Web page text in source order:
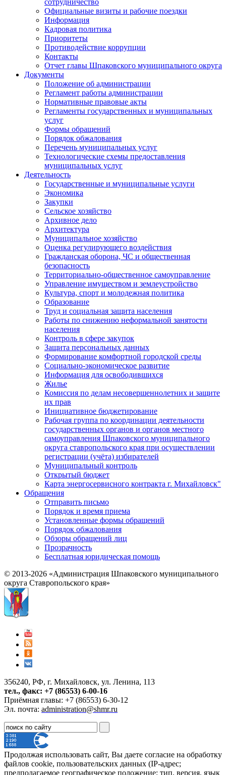
Официальные визиты и рабочие поездки
Информация
Кадровая политика
Приоритеты
Противодействие коррупции
Контакты
Отчет главы Шпаковского муниципального округа
Документы
Положение об администрации
Регламент работы администрации
Нормативные правовые акты
Регламенты государственных и муниципальных
услуг
Формы обращений
Порядок обжалования
Перечень муниципальных услуг
Технологические схемы предоставления
муниципальных услуг
Деятельность
Государственные и муниципальные услуги
Экономика
Закупки
Сельское хозяйство
Архивное дело
Архитектура
Муниципальное хозяйство
Оценка регулирующего воздействия
Гражданская оборона, ЧС и общественная
безопасность
Территориально-общественное самоуправление
Управление имуществом и землеустройство
Культура, спорт и молодежная политика
Образование
Труд и социальная защита населения
Работы по снижению неформальной занятости
населения
Контроль в сфере закупок
Защита персональных данных
Формирование комфортной городской среды
Социально-экономическое развитие
Информация для освободившихся
Жилье
Комиссия по делам несовершеннолетних и защите
их прав
Инициативное бюджетирование
Рабочая группа по координации деятельности
государственных органов и органов местного
самоуправления Шпаковского муниципального
округа ставропольского края при осуществлении
регистрации (учёта) избирателей
Муниципальный контроль
Открытый бюджет
Карта энергосервисного контракта г. Михайловск"
Обращения
Отправить письмо
Порядок и время приема
Установленные формы обращений
Порядок обжалования
Обзоры обращений лиц
Прозрачность
Бесплатная юридическая помощь
© 2013-2026 «Администрация Шпаковского муниципального
округа Ставропольского края»
356240, РФ, г. Михайловск, ул. Ленина, 113
тел., факс: +7 (86553) 6-00-16
Приёмная главы: +7 (86553) 6-30-12
Эл. почта: administration@shmr.ru
Продолжая использовать сайт, Вы даете согласие на обработку
файлов cookie, пользовательских данных (IP-адрес;
предполагаемое географическое положение; тип, версия, язык